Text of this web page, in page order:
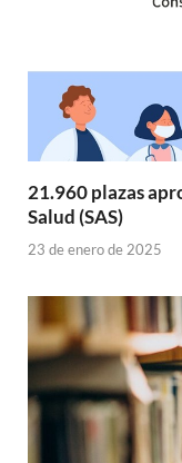
21.960 plazas
Salud (SAS)
23 de enero de 2025